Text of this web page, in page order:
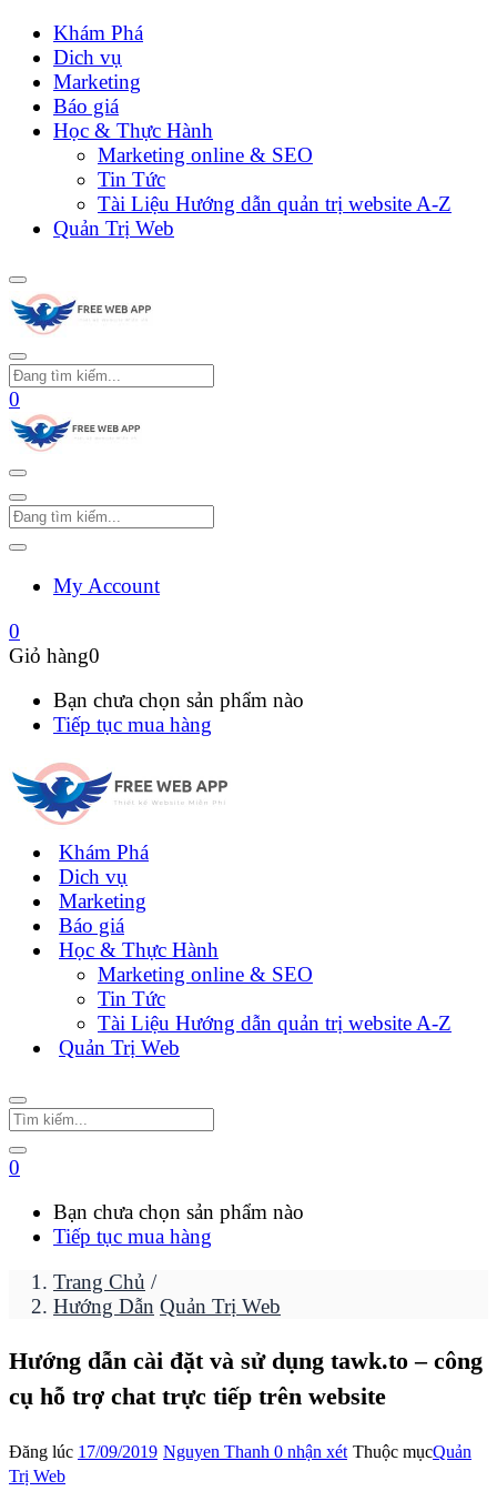
Khám Phá
Dich vụ
Marketing
Báo giá
Học & Thực Hành
Marketing online & SEO
Tin Tức
Tài Liệu Hướng dẫn quản trị website A-Z
Quản Trị Web
0
My Account
0
Giỏ hàng0
Bạn chưa chọn sản phẩm nào
Tiếp tục mua hàng
Khám Phá
Dich vụ
Marketing
Báo giá
Học & Thực Hành
Marketing online & SEO
Tin Tức
Tài Liệu Hướng dẫn quản trị website A-Z
Quản Trị Web
0
Bạn chưa chọn sản phẩm nào
Tiếp tục mua hàng
Trang Chủ /
Hướng Dẫn Quản Trị Web
Hướng dẫn cài đặt và sử dụng tawk.to – công
cụ hỗ trợ chat trực tiếp trên website
Đăng lúc 17/09/2019 Nguyen Thanh 0 nhận xét Thuộc mụcQuản
Trị Web